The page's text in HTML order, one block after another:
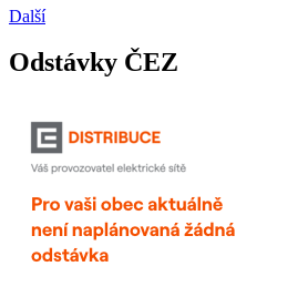
Další
Odstávky ČEZ